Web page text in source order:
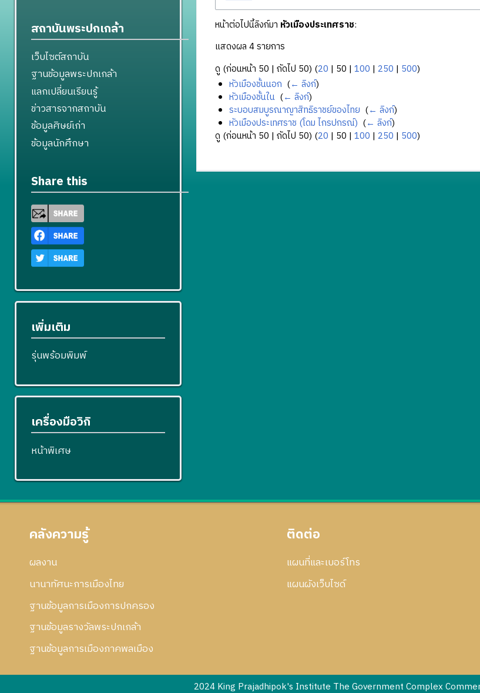
หน้าต่อไปนี้ลิงก์มา หัวเมืองประเทศราช:
แสดงผล 4 รายการ
ดู (ก่อนหน้า 50 | ถัดไป 50) (20 | 50 | 100 | 250 | 500)
หัวเมืองชั้นนอก (← ลิงก์)
หัวเมืองชั้นใน (← ลิงก์)
ระบอบสมบูรณาญาสิทธิราชย์ของไทย (← ลิงก์)
หัวเมืองประเทศราช (โดม ไกรปกรณ์) (← ลิงก์)
ดู (ก่อนหน้า 50 | ถัดไป 50) (20 | 50 | 100 | 250 | 500)
สถาบันพระปกเกล้า
เว็บไซต์สถาบัน
ฐานข้อมูลพระปกเกล้า
แลกเปลี่ยนเรียนรู้
ข่าวสารจากสถาบัน
ข้อมูลศิษย์เก่า
ข้อมูลนักศึกษา
Share this
เพิ่มเติม
รุ่นพร้อมพิมพ์
เครื่องมือวิกิ
หน้าพิเศษ
คลังความรู้
ผลงาน
นานาทัศนะการเมืองไทย
ฐานข้อมูลการเมืองการปกครอง
ฐานข้อมูลรางวัลพระปกเกล้า
ฐานข้อมูลการเมืองภาคพลเมือง
ติดต่อ
แผนที่และเบอร์โทร
แผนผังเว็บไซด์
2024 King Prajadhipok's Institute The Government Complex